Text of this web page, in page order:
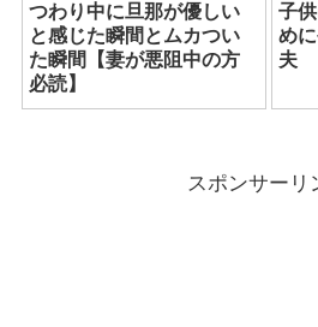
つわり中に旦那が優しい
と感じた瞬間とムカつい
た瞬間【妻が悪阻中の方
必読】
子
め
夫
スポンサーリ